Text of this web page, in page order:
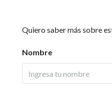
Quiero saber más sobre
Nombre